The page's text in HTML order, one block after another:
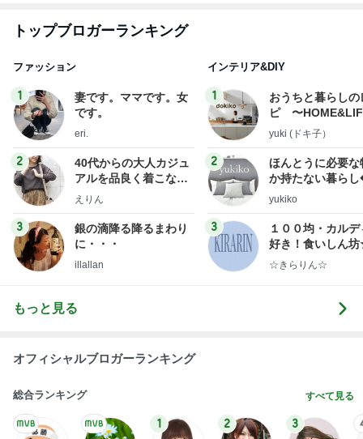
トップブロガーランキング
ファッション
1
妻です。ママです。女
です。
eri.
2
40代からの大人カジュ
アルを品良く着こなす
ファッションブログ
えりん
3
銀の滴降る降るまわり
に・・・
illallan
インテリア&DIY
1
おうちと暮らしの
ピ 〜
yuki (ドキ子）
2
ほんとうに必要な
か持たない暮ら
ep Life Simple◆
yukiko
3
１００均・カルデ
好き！食いしん
らりん☆のブログ
☆きらりん☆
もっと見る
オフィシャルブロガーランキング
総合ランキング すべて見る
1 2 3